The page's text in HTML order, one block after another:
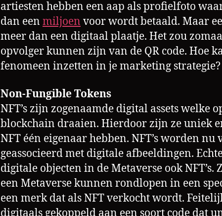
artiesten hebben een aap als profielfoto
dan een miljoen voor wordt betaald. Maar
meer dan een digitaal plaatje. Het zou
opvolger kunnen zijn van de QR code. Hoe
fenomeen inzetten in je marketing strategie?
Non-Fungible Tokens
NFT’s zijn zogenaamde digital assets welke
blockchain draaien. Hierdoor zijn ze uniek
NFT één eigenaar hebben. NFT’s worden nu
geassocieerd met digitale afbeeldingen.
digitale objecten in de Metaverse ook NFT’s.
een Metaverse kunnen rondlopen in een
een merk dat als NFT verkocht wordt.
digitaals gekoppeld aan een soort code dat